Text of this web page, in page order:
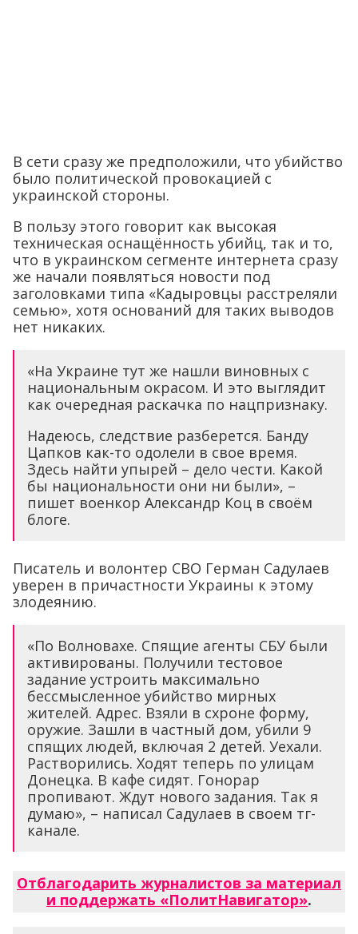
В сети сразу же предположили, что убийство
было политической провокацией с
украинской стороны.
В пользу этого говорит как высокая
техническая оснащённость убийц, так и то,
что в украинском сегменте интернета сразу
же начали появляться новости под
заголовками типа «Кадыровцы расстреляли
семью», хотя оснований для таких выводов
нет никаких.
«На Украине тут же нашли виновных с
национальным окрасом. И это выглядит
как очередная раскачка по нацпризнаку.
Надеюсь, следствие разберется. Банду
Цапков как-то одолели в свое время.
Здесь найти упырей – дело чести. Какой
бы национальности они ни были», –
пишет военкор Александр Коц в своём
блоге.
Писатель и волонтер СВО Герман Садулаев
уверен в причастности Украины к этому
злодеянию.
«По Волновахе. Спящие агенты СБУ были
активированы. Получили тестовое
задание устроить максимально
бессмысленное убийство мирных
жителей. Адрес. Взяли в схроне форму,
оружие. Зашли в частный дом, убили 9
спящих людей, включая 2 детей. Уехали.
Растворились. Ходят теперь по улицам
Донецка. В кафе сидят. Гонорар
пропивают. Ждут нового задания. Так я
думаю», – написал Садулаев в своем тг-
канале.
Отблагодарить журналистов за материал
и поддержать «ПолитНавигатор».